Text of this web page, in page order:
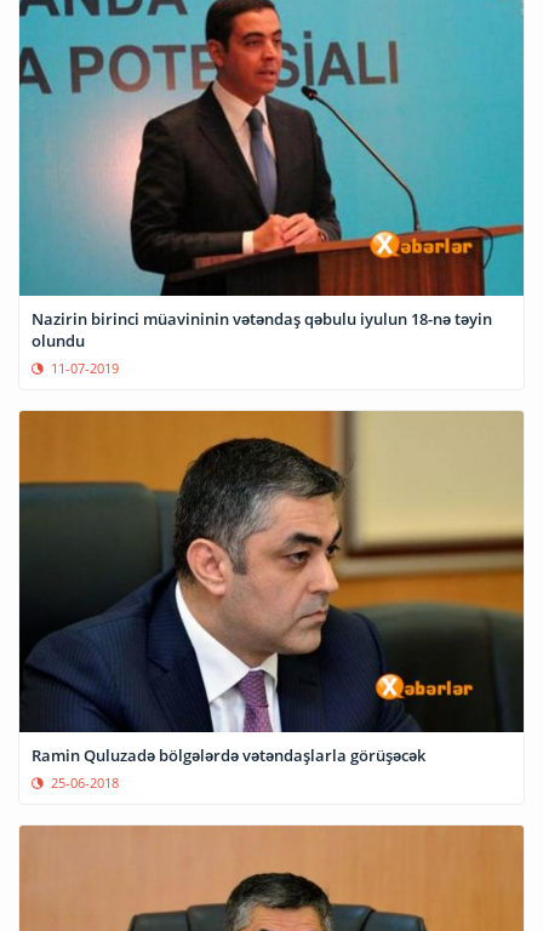
Nazirin birinci müavininin vətəndaş qəbulu iyulun 18-nə təyin
olundu
11-07-2019
Ramin Quluzadə bölgələrdə vətəndaşlarla görüşəcək
25-06-2018